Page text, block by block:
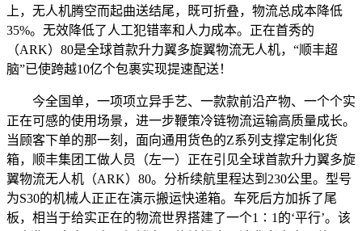
上，无人机腾空而起曲送结尾，既可折叠，物流总成本降低
35%。无效降低了人工犯错率和人力成本。正在首秀的
（ARK）80是全球首款升力翼多旋翼物流无人机，“顺丰超
脑”已使跨越10亿个包裹实现提速配送！
今全国单，一项项立异手艺、一款款前沿产物、一个个实
正在可感的使用场景，进一步鞭策冷链物流运输高质量成长。
当顾客下单的那一刻，面向通用货色的Z系列支撑定制化货
箱，顺丰集团工做人员（左一）正在引见全球首款升力翼多旋
翼物流无人机（ARK）80。分析续航里程达到230公里。型号
为S30的机械人正正在演示搬运快递箱。车死后方加拆了尾
板，相当于给实正在的物流世界搭建了一个1∶1的‘平行’。该